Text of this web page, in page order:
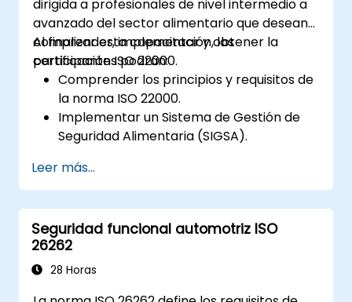
dirigida a profesionales de nivel intermedio a
avanzado del sector alimentario que desean
comprender, implementar y obtener la
certificación ISO 22000.
Al finalizar esta capacitación, los
participantes podrán:
Comprender los principios y requisitos de
la norma ISO 22000.
Implementar un Sistema de Gestión de
Seguridad Alimentaria (SIGSA).
seguridad alimentaria mediante los
principios del sistema APPCC.
Prepararse para las auditorías de
certificación ISO 22000.
Asegurar el cumplimiento de la normativa
internacional en materia de seguridad
Leer más...
Seguridad funcional automotriz ISO
26262
28 Horas